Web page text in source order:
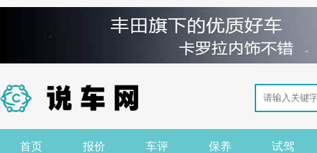
首页 报价 车评 保养 试驾